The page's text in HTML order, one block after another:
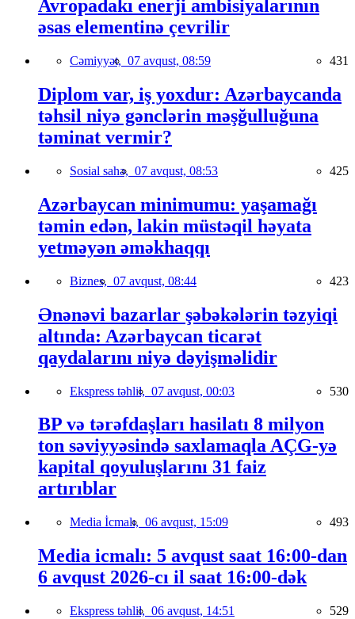
Avropadakı enerji ambisiyalarının
əsas elementinə çevrilir
Cəmiyyət, 07 avqust, 08:59 431
Diplom var, iş yoxdur: Azərbaycanda
təhsil niyə gənclərin məşğulluğuna
təminat vermir?
Sosial sahə, 07 avqust, 08:53 425
Azərbaycan minimumu: yaşamağı
təmin edən, lakin müstəqil həyata
yetməyən əməkhaqqı
Biznes, 07 avqust, 08:44 423
Ənənəvi bazarlar şəbəkələrin təzyiqi
altında: Azərbaycan ticarət
qaydalarını niyə dəyişməlidir
Ekspress təhlil, 07 avqust, 00:03 530
BP və tərəfdaşları hasilatı 8 milyon
ton səviyyəsində saxlamaqla AÇG-yə
kapital qoyuluşlarını 31 faiz
artırıblar
Media İcmalı, 06 avqust, 15:09 493
Media icmalı: 5 avqust saat 16:00-dan
6 avqust 2026-cı il saat 16:00-dək
Ekspress təhlil, 06 avqust, 14:51 529